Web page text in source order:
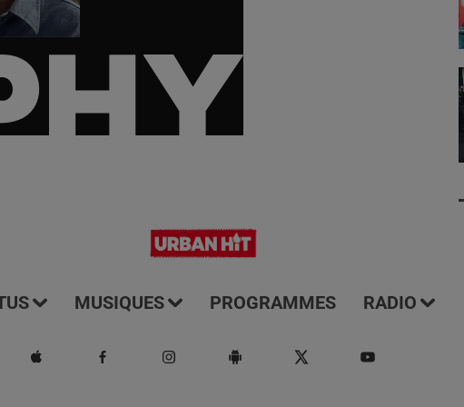
MUSIQUES PROGRAMMES RADIO